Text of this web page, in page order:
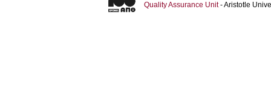
Quality Assurance Unit- Aristotle